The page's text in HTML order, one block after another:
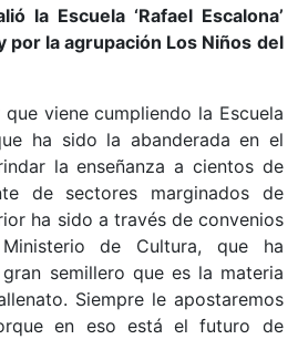
la Escuela ‘Rafael Escalona’
por la agrupación Los Niños del
viene cumpliendo la Escuela
que ha sido la abanderada en el
la enseñanza a cientos de
de sectores marginados de
ha sido a través de convenios
de Cultura, que ha
semillero que es la materia
Siempre le apostaremos
en eso está el futuro de